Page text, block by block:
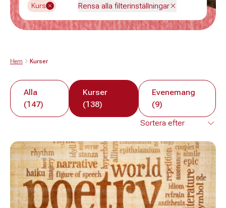
Kurs Rensa alla filterinställningar
Hem Kurser
Alla
(147)
Kurser
(138)
Evenemang
(9)